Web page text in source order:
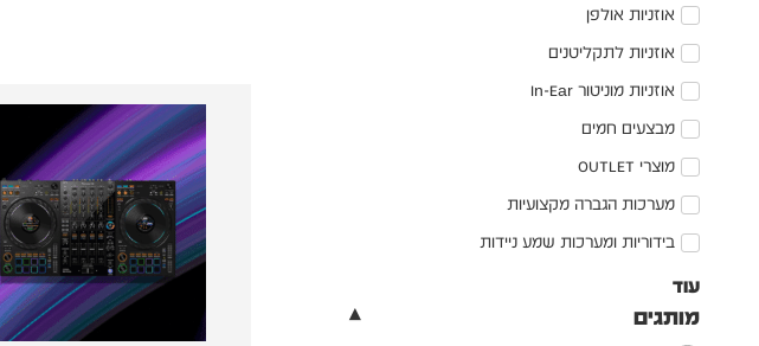
אוזניות אולפן
אוזניות לתקליטנים
אוזניות מוניטור In-Ear
מבצעים חמים
מוצרי OUTLET
מערכות הגברה מקצועיות
בידוריות ומערכות שמע ניידות
עוד
מותגים